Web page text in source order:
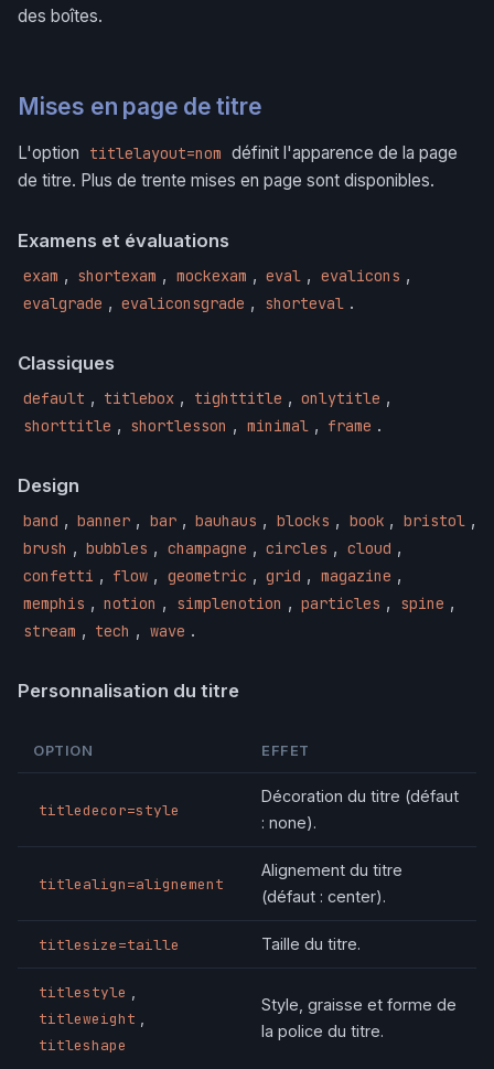
des boîtes.
Mises en page de titre
L'option titlelayout=nom définit l'apparence de la page
de titre. Plus de trente mises en page sont disponibles.
Examens et évaluations
exam , shortexam , mockexam , eval , evalicons ,
evalgrade , evaliconsgrade , shorteval .
Classiques
default , titlebox , tighttitle , onlytitle ,
shorttitle , shortlesson , minimal , frame .
Design
band , banner , bar , bauhaus , blocks , book , bristol ,
brush , bubbles , champagne , circles , cloud ,
confetti , flow , geometric , grid , magazine ,
memphis , notion , simplenotion , particles , spine ,
stream , tech , wave .
Personnalisation du titre
OPTION EFFET
titledecor=style
Décoration du titre (défaut
: none).
titlealign=alignement
Alignement du titre
(défaut : center).
titlesize=taille Taille du titre.
titlestyle
titleweight
titleshape
Style, graisse et forme de
la police du titre.